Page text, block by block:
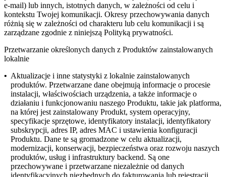
e-mail) lub innych, istotnych danych, w zależności od celu i
kontekstu Twojej komunikacji. Okresy przechowywania danych
różnią się w zależności od charakteru lub celu komunikacji i są
zarządzane zgodnie z niniejszą Polityką prywatności.
Przetwarzanie określonych danych z Produktów zainstalowanych
lokalnie
• Aktualizacje i inne statystyki z lokalnie zainstalowanych
produktów. Przetwarzane dane obejmują informacje o procesie
instalacji, właściwościach urządzenia, a także informacje o
działaniu i funkcjonowaniu naszego Produktu, takie jak platforma,
na której jest zainstalowany Produkt, system operacyjny,
specyfikacje sprzętowe, identyfikatory instalacji, identyfikatory
subskrypcji, adres IP, adres MAC i ustawienia konfiguracji
Produktu. Dane te są gromadzone w celu aktualizacji,
modernizacji, konserwacji, bezpieczeństwa oraz rozwoju naszych
produktów, usług i infrastruktury backend. Są one
przechowywane i przetwarzane niezależnie od danych
identyfikacyjnych niezbędnych do fakturowania lub rejestracji